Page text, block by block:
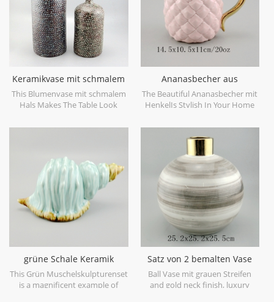
Keramikvase mit schmalem
Hals
This Blumenvase mit schmalem
Hals Makes The Table Look
Ananasbecher aus
goldfarbenem Keramik
The Beautiful Ananasbecher mit
HenkelIs Stylish In Your Home
grüne Schale Keramik
Skulptur Set
This Grün Muschelskulpturenset
is a magnificent example of
Satz von 2 bemalten Vase
Ball geformt
Ball Vase mit grauen Streifen
and gold neck finish, luxury